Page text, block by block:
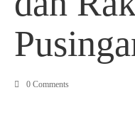
0 Comments